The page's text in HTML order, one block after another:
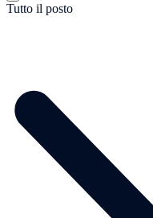
Tutto il posto